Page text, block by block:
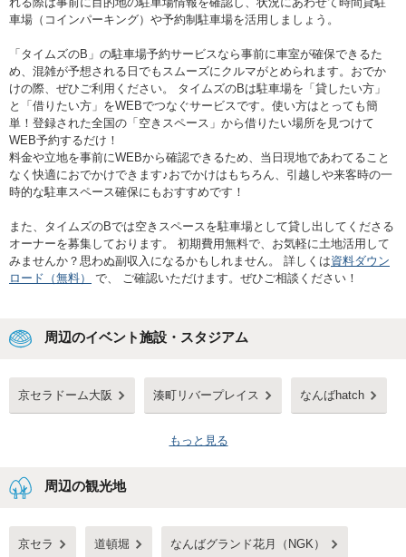
車場（コインパーキング）や予約制駐車場を活用しましょう。
「タイムズのB」の駐車場予約サービスなら事前に車室が確保できるた
め、混雑が予想される日でもスムーズにクルマがとめられます。おでか
けの際、ぜひご利用ください。 タイムズのBは駐車場を「貸したい方」
と「借りたい方」をWEBでつなぐサービスです。使い方はとっても簡
単！登録された全国の「空きスペース」から借りたい場所を見つけて
WEB予約するだけ！
料金や立地を事前にWEBから確認できるため、当日現地であわてること
なく快適におでかけできます♪おでかけはもちろん、引越しや来客時の一
時的な駐車スペース確保にもおすすめです！
また、タイムズのBでは空きスペースを駐車場として貸し出してくださる
オーナーを募集しております。 初期費用無料で、お気軽に土地活用して
みませんか？思わぬ副収入になるかもしれません。 詳しくは資料ダウン
ロード（無料）
で、 ご確認いただけます。ぜひご相談ください！
周辺のイベント施設・スタジアム
京セラドーム大阪 湊町リバープレイス なんばhatch
もっと見る
周辺の観光地
京セラ 道頓堀 なんばグランド花月（NGK）